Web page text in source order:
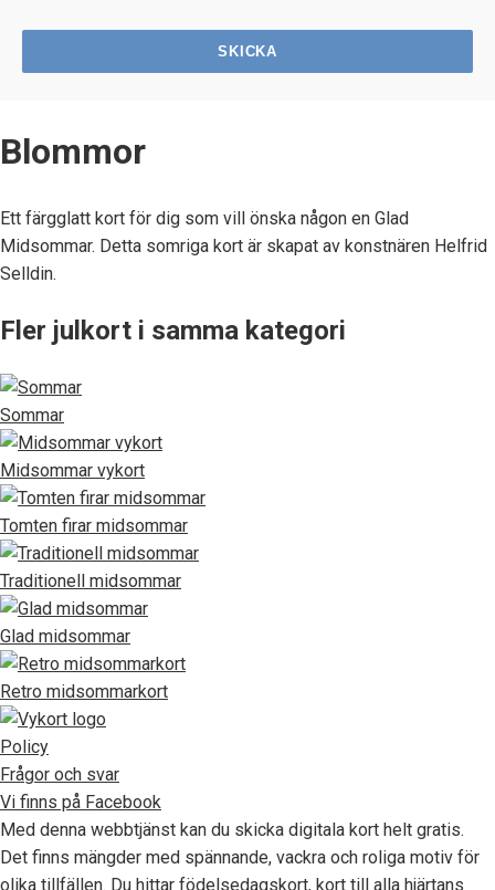
SKICKA
Blommor
Ett färgglatt kort för dig som vill önska någon en Glad
Midsommar. Detta somriga kort är skapat av konstnären Helfrid
Selldin.
Fler julkort i samma kategori
Sommar
Midsommar vykort
Tomten firar midsommar
Traditionell midsommar
Glad midsommar
Retro midsommarkort
Policy
Frågor och svar
Vi finns på Facebook
Med denna webbtjänst kan du skicka digitala kort helt gratis.
Det finns mängder med spännande, vackra och roliga motiv för
olika tillfällen. Du hittar födelsedagskort, kort till alla hjärtans